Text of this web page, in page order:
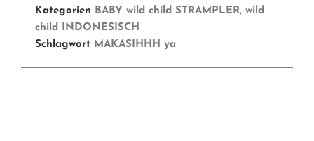
Kategorien BABY wild child STRAMPLER, wild
child INDONESISCH
Schlagwort MAKASIHHH ya